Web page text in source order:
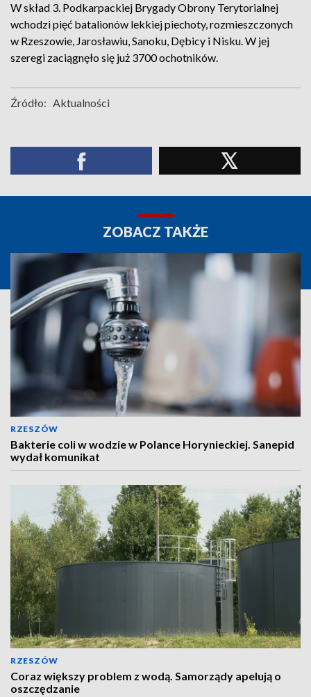
W skład 3. Podkarpackiej Brygady Obrony Terytorialnej
wchodzi pięć batalionów lekkiej piechoty, rozmieszczonych
w Rzeszowie, Jarosławiu, Sanoku, Dębicy i Nisku. W jej
szeregi zaciągnęło się już 3700 ochotników.
Źródło: Aktualności
ZOBACZ TAKŻE
RZESZÓW
Bakterie coli w wodzie w Polance Horynieckiej. Sanepid
wydał komunikat
RZESZÓW
Coraz większy problem z wodą. Samorządy apelują o
oszczędzanie